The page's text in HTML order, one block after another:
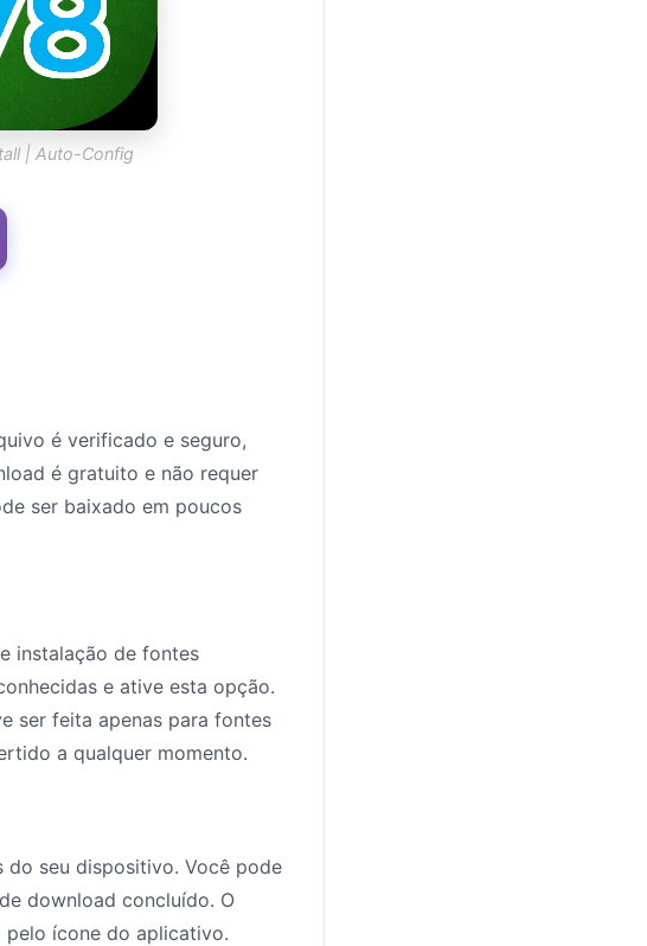
| Auto-Config
é verificado e seguro,
é gratuito e não requer
ser baixado em poucos
instalação de fontes
e ative esta opção.
ser feita apenas para fontes
a qualquer momento.
seu dispositivo. Você pode
download concluído. O
ícone do aplicativo.